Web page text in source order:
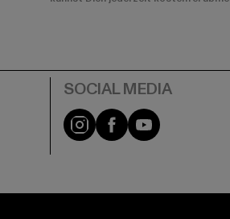
Instagram
FacebookYouTube